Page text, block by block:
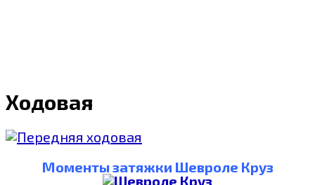
Ходовая
Моменты затяжки Шевроле Круз